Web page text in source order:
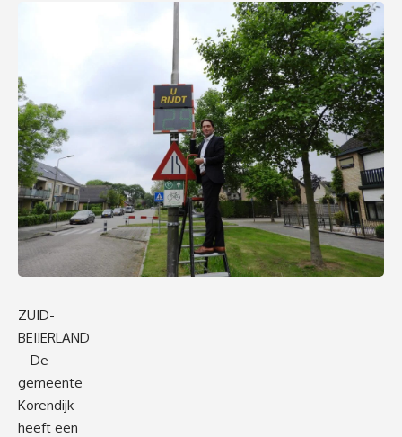
ZUID-
BEIJERLAND
– De
gemeente
Korendijk
heeft een